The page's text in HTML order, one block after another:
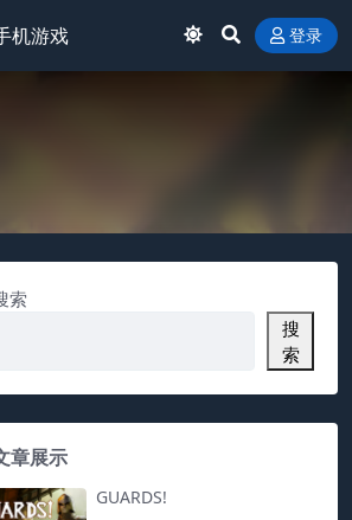
机游戏 登录
索
搜
索
章展示
GUARDS!